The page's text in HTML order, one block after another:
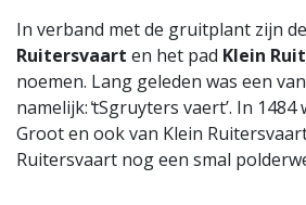
In verband met de gruitplant zijn
Ruitersvaart en het pad Klein
noemen. Lang geleden was een
namelijk: ̒tSgruyters vaertʼ. In 1484
Groot en ook van Klein
Ruitersvaart nog een smal